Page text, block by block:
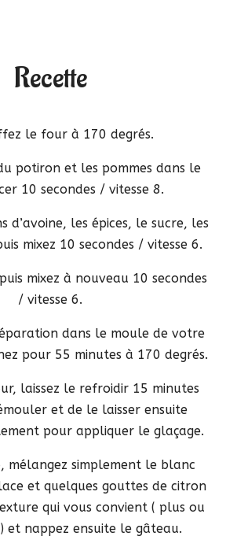
Recette
le four à 170 degrés.
potiron et les pommes dans le
10 secondes / vitesse 8.
d’avoine, les épices, le sucre, les
mixez 10 secondes / vitesse 6.
mixez à nouveau 10 secondes
/ vitesse 6.
dans le moule de votre
pour 55 minutes à 170 degrés.
laissez le refroidir 15 minutes
et de le laisser ensuite
pour appliquer le glaçage.
mélangez simplement le blanc
et quelques gouttes de citron
qui vous convient ( plus ou
et nappez ensuite le gâteau.